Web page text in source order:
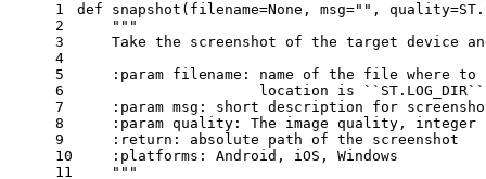
1
2
3
4
5
6
7
8
9
10
11
def snapshot(filename=None, msg="" ,
"" "
    Take the screenshot of the target device
    :param filename: name of the
file where to
                     location
is ``ST.LOG_DIR``
    :param ms
g: short description for
:param quality: The image quality,
    :
return : absolute path of the screenshot
    :platform
s:
Android, iOS, Windows
"" "